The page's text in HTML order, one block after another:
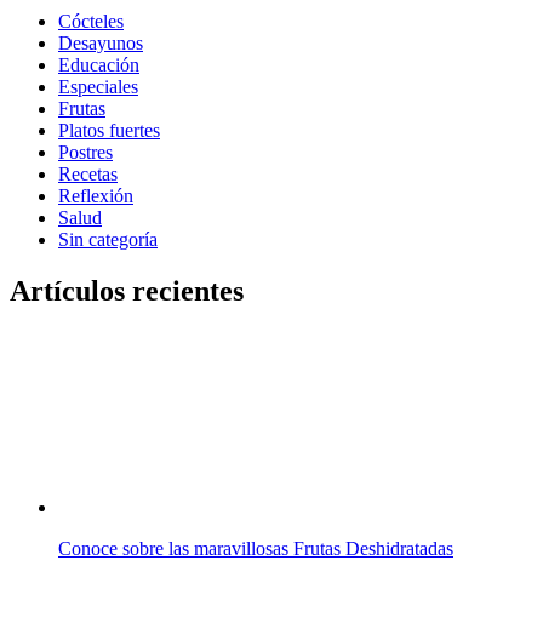
Cócteles
Desayunos
Educación
Especiales
Frutas
Platos fuertes
Postres
Recetas
Reflexión
Salud
Sin categoría
Artículos recientes
Conoce sobre las maravillosas Frutas Deshidratadas